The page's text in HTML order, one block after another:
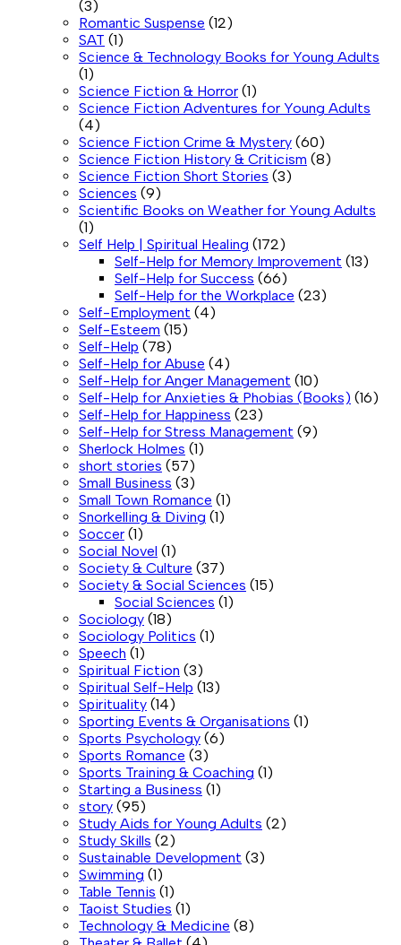
(3)
Romantic Suspense (12)
SAT (1)
Science & Technology Books for Young Adults
(1)
Science Fiction & Horror (1)
Science Fiction Adventures for Young Adults
(4)
Science Fiction Crime & Mystery (60)
Science Fiction History & Criticism (8)
Science Fiction Short Stories (3)
Sciences (9)
Scientific Books on Weather for Young Adults
(1)
Self Help | Spiritual Healing (172)
Self-Help for Memory Improvement (13)
Self-Help for Success (66)
Self-Help for the Workplace (23)
Self-Employment (4)
Self-Esteem (15)
Self-Help (78)
Self-Help for Abuse (4)
Self-Help for Anger Management (10)
Self-Help for Anxieties & Phobias (Books) (16)
Self-Help for Happiness (23)
Self-Help for Stress Management (9)
Sherlock Holmes (1)
short stories (57)
Small Business (3)
Small Town Romance (1)
Snorkelling & Diving (1)
Soccer (1)
Social Novel (1)
Society & Culture (37)
Society & Social Sciences (15)
Social Sciences (1)
Sociology (18)
Sociology Politics (1)
Speech (1)
Spiritual Fiction (3)
Spiritual Self-Help (13)
Spirituality (14)
Sporting Events & Organisations (1)
Sports Psychology (6)
Sports Romance (3)
Sports Training & Coaching (1)
Starting a Business (1)
story (95)
Study Aids for Young Adults (2)
Study Skills (2)
Sustainable Development (3)
Swimming (1)
Table Tennis (1)
Taoist Studies (1)
Technology & Medicine (8)